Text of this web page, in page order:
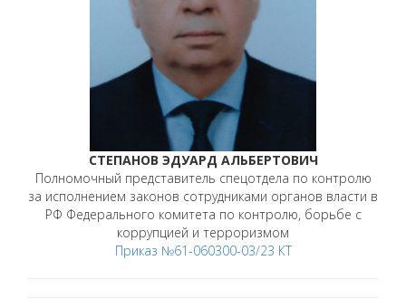
СТЕПАНОВ ЭДУАРД АЛЬБЕРТОВИЧ
Полномочный представитель спецотдела по контролю
за исполнением законов сотрудниками органов власти в
РФ Федерального комитета по контролю, борьбе с
коррупцией и терроризмом
Приказ №61-060300-03/23 КТ